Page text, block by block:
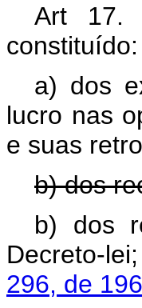
Art 17.
a) dos
lucro nas
e suas
b) dos
b) dos
296, de